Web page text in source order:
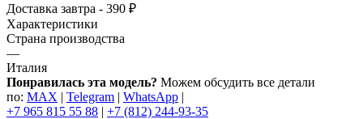
Доставка завтра - 390 ₽
Характеристики
Страна производства
—
Италия
Понравилась эта модель? Можем обсудить все детали
по: MAX | Telegram | WhatsApp |
+7 965 815 55 88 | +7 (812) 244-93-35